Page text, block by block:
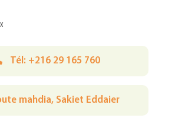
Tél: +216 29 165 760
mahdia, Sakiet Eddaier